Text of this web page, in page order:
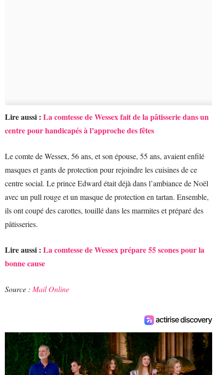
Lire aussi : La comtesse de Wessex fait de la pâtisserie dans un
centre pour handicapés à l’approche des fêtes
Le comte de Wessex, 56 ans, et son épouse, 55 ans, avaient enfilé
masques et gants de protection pour rejoindre les cuisines de ce
centre social. Le prince Edward était déjà dans l’ambiance de Noël
avec un pull rouge et un masque de protection en tartan. Ensemble,
ils ont coupé des carottes, touillé dans les marmites et préparé des
pâtisseries.
Lire aussi : La comtesse de Wessex prépare 55 scones pour la
bonne cause
Source : Mail Online